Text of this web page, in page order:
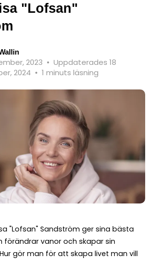
"Lofsan"
2023 • Uppdaterades 18
2024 • 1 minuts läsning
"Lofsan" Sandström ger sina bästa
förändrar vanor och skapar sin
gör man för att skapa livet man vill